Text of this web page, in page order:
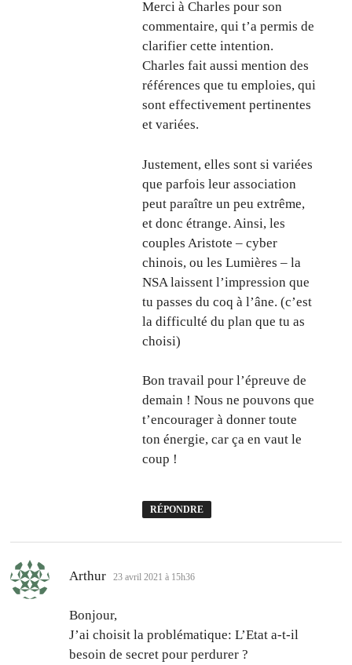
Merci à Charles pour son
commentaire, qui t’a permis de
clarifier cette intention.
Charles fait aussi mention des
références que tu emploies, qui
sont effectivement pertinentes
et variées.
Justement, elles sont si variées
que parfois leur association
peut paraître un peu extrême,
et donc étrange. Ainsi, les
couples Aristote – cyber
chinois, ou les Lumières – la
NSA laissent l’impression que
tu passes du coq à l’âne. (c’est
la difficulté du plan que tu as
choisi)
Bon travail pour l’épreuve de
demain ! Nous ne pouvons que
t’encourager à donner toute
ton énergie, car ça en vaut le
coup !
RÉPONDRE
Arthur dit :
23 avril 2021 à 15h36
Bonjour,
J’ai choisit la problématique: L’Etat a-t-il
besoin de secret pour perdurer ?